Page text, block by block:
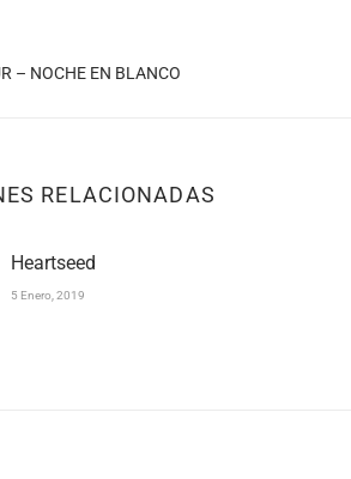
– NOCHE EN BLANCO
RELACIONADAS
Heartseed
5 Enero, 2019